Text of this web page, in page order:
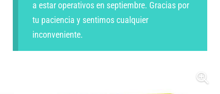
a estar operativos en septiembre. Gracias por
tu paciencia y sentimos cualquier
inconveniente.